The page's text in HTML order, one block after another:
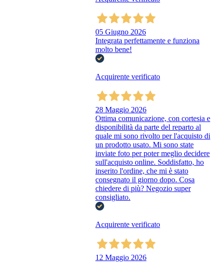
05 Giugno 2026
Integrata perfettamente e funziona
molto bene!
Acquirente verificato
28 Maggio 2026
Ottima comunicazione, con cortesia e
disponibilità da parte del reparto al
quale mi sono rivolto per l'acquisto di
un prodotto usato. Mi sono state
inviate foto per poter meglio decidere
sull'acquisto online. Soddisfatto, ho
inserito l'ordine, che mi è stato
consegnato il giorno dopo. Cosa
chiedere di più? Negozio super
consigliato.
Acquirente verificato
12 Maggio 2026